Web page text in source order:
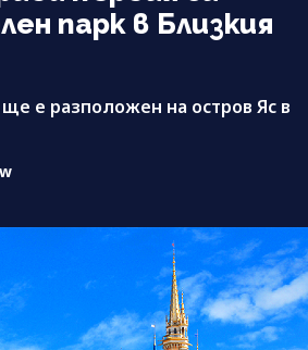
парк в Близкия
е разположен на остров Яс в